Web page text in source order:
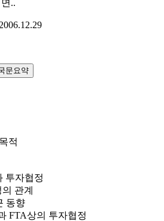
..
2006.12.29
문요약
적
투자협정
관계
동향
FTA상의 투자협정